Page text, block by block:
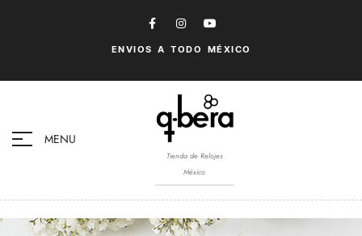
ENVIOS A TODO MÉXICO
MENU
Tienda de Relojes
México